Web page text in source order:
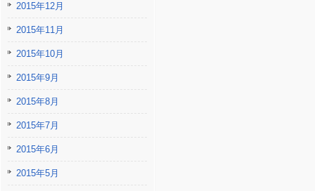
2015年12月
2015年11月
2015年10月
2015年9月
2015年8月
2015年7月
2015年6月
2015年5月